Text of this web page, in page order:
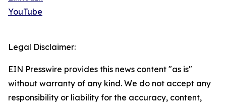
YouTube
Legal Disclaimer:
EIN Presswire provides this news content "as is"
without warranty of any kind. We do not accept any
responsibility or liability for the accuracy, content,